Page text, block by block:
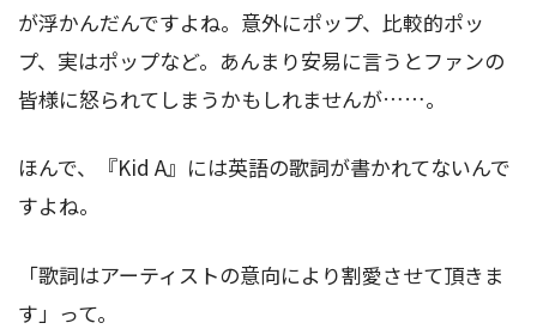
が浮かんだんですよね。意外にポップ、比較的ポッ
プ、実はポップなど。あんまり安易に言うとファンの
皆様に怒られてしまうかもしれませんが……。
ほんで、『Kid A』には英語の歌詞が書かれてないんで
すよね。
「歌詞はアーティストの意向により割愛させて頂きま
す」って。